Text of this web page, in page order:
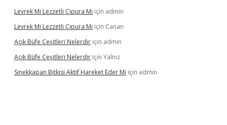
Levrek Mi Lezzetli Çipura Mı için admin
Levrek Mi Lezzetli Çipura Mı için Canan
Açık Büfe Çeşitleri Nelerdir için admin
Açık Büfe Çeşitleri Nelerdir için Yalnız
Sinekkapan Bitkisi Aktif Hareket Eder Mi için admin